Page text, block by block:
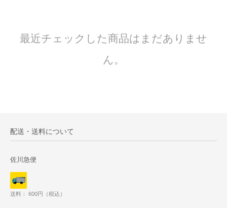
最近チェックした商品はまだありませ
ん。
配送・送料について
佐川急便
送料： 600円（税込）